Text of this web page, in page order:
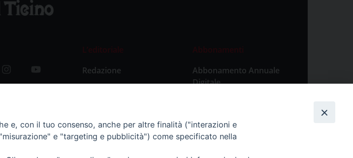
L’editoriale
Redazione
Storia
Abbonamenti
Abbonamento Annuale
Digitale
Abbonamento Singola
Copia Digitale
e, con il tuo consenso, anche per altre finalità ("interazioni e
e "targeting e pubblicità") come specificato nella